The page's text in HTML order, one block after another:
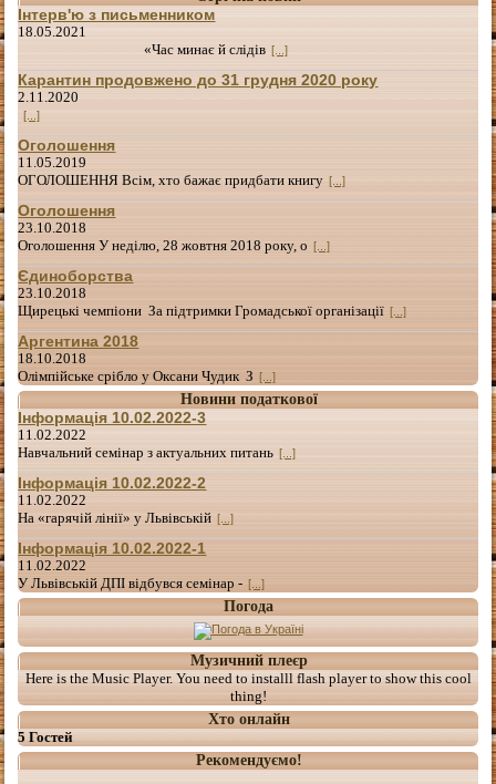
Інтерв'ю з письменником
18.05.2021
«Час минає й слідів [...]
Карантин продовжено до 31 грудня 2020 року
2.11.2020
[...]
Оголошення
11.05.2019
ОГОЛОШЕННЯ Всім, хто бажає придбати книгу [...]
Оголошення
23.10.2018
Оголошення У неділю, 28 жовтня 2018 року, о [...]
Єдиноборства
23.10.2018
Щирецькі чемпіони За підтримки Громадської організації [...]
Аргентина 2018
18.10.2018
Олімпійське срібло у Оксани Чудик З
[...]
Новини податкової
Інформація 10.02.2022-3
11.02.2022
Навчальний семінар з актуальних питань [...]
Інформація 10.02.2022-2
11.02.2022
На «гарячій лінії» у Львівській [...]
Інформація 10.02.2022-1
11.02.2022
У Львівській ДПІ відбувся семінар - [...]
Погода
Музичний плеєр
Here is the Music Player. You need to installl flash player to show this cool
thing!
Хто онлайн
5 Гостей
Рекомендуємо!